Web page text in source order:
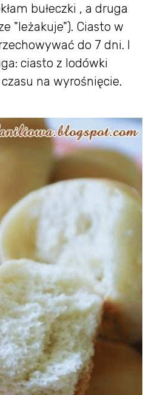
bułeczki , a druga
"leżakuje"). Ciasto w
do 7 dni. I
ciasto z lodówki
na wyrośnięcie.